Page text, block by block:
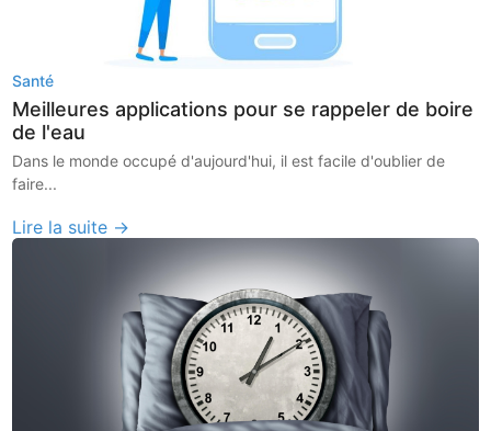
Santé
Meilleures applications pour se rappeler de boire
de l'eau
Dans le monde occupé d'aujourd'hui, il est facile d'oublier de
faire...
Lire la suite →